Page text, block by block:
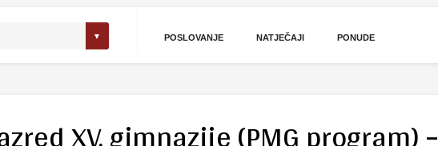
POSLOVANJE NATJEČAJI PONUDE